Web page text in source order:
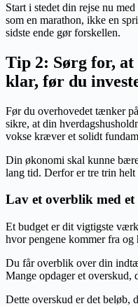
Start i stedet din rejse nu
som en marathon, ikke en
sidste ende gør forskellen.
Tip 2: Sørg for,
klar, før du
Før du overhovedet tænker
sikre, at din
vokse kræver et solidt
Din økonomi skal kunne
lang tid. Derfor er tre trin helt
Lav et overblik med et
Et budget er dit vigtigste
hvor pengene kommer fra
Du får overblik over din
Mange opdager et overskud,
Dette overskud er det beløb,